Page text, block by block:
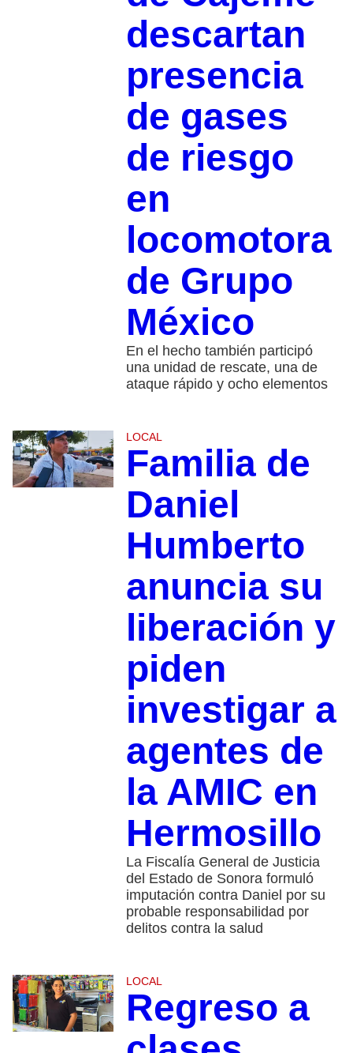
descartan
presencia
de gases
de riesgo
en
locomotora
de Grupo
México
En el hecho también participó
una unidad de rescate, una de
ataque rápido y ocho elementos
LOCAL
Familia de
Daniel
Humberto
anuncia su
liberación y
piden
investigar a
agentes de
la AMIC en
Hermosillo
La Fiscalía General de Justicia
del Estado de Sonora formuló
imputación contra Daniel por su
probable responsabilidad por
delitos contra la salud
LOCAL
Regreso a